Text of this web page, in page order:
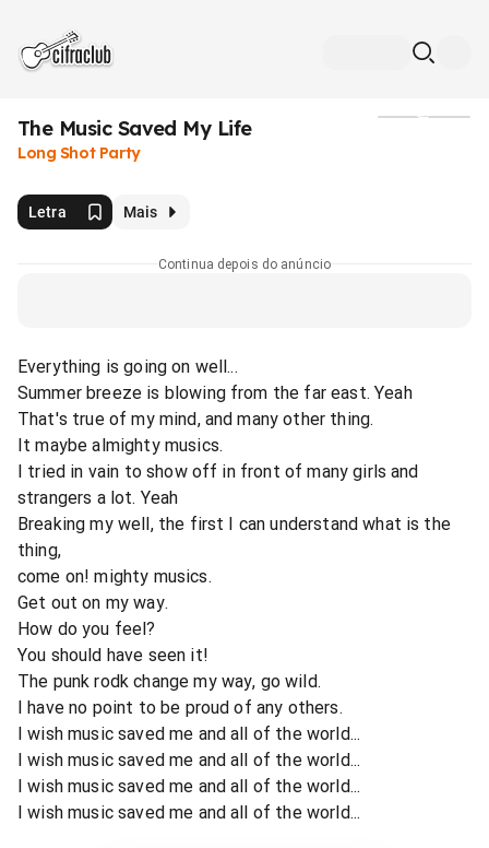
The Music Saved My Life
Long Shot Party
Letra Mais
Continua depois do anúncio
Everything is going on well...
Summer breeze is blowing from the far east. Yeah
That's true of my mind, and many other thing.
It maybe almighty musics.
I tried in vain to show off in front of many girls and
strangers a lot. Yeah
Breaking my well, the first I can understand what is the
thing,
come on! mighty musics.
Get out on my way.
How do you feel?
You should have seen it!
The punk rodk change my way, go wild.
I have no point to be proud of any others.
I wish music saved me and all of the world...
I wish music saved me and all of the world...
I wish music saved me and all of the world...
I wish music saved me and all of the world...